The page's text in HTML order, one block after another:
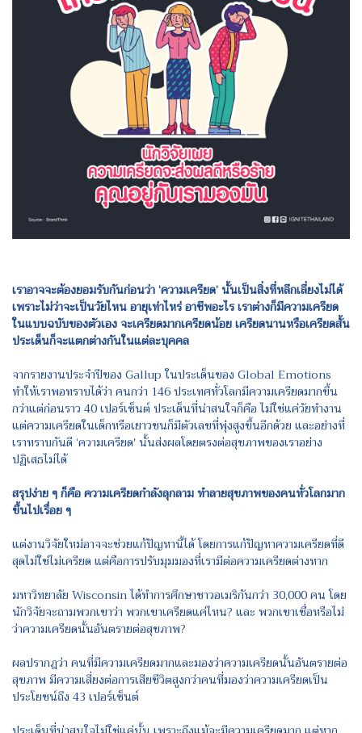
เราอาจจะต้องยอมรับกันก่อนว่า ‘ความเครียด’ นั้นเป็นสิ่งที่หลีกเลี่ยงไม่ได้
เพราะไม่ว่าจะเป็นวัยไหน อายุเท่าไหร่ อาชีพอะไร เราต่างก็มีความเครียด
ในแบบฉบับของตัวเอง จะเครียดมากเครียดน้อย เครียดนานหรือเครียดสั้น
ประเด็นก็จะแตกต่างกันในแต่ละบุคคล
จากรายงานประจำปีของ Gallup ในประเด็นของ Global Emotions
ทำให้เราพอทราบได้ว่า คนกว่า 146 ประเทศทั่วโลกมีความเครียดมากขึ้น
กว่าแต่ก่อนราว 40 เปอร์เซ็นต์ ประเด็นที่น่าสนใจก็คือ ไม่ใช่แค่วัยทำงาน
แต่ความเครียดในเด็กหรือเยาวชนก็มีตัวเลขที่พุ่งสูงขึ้นอีกด้วย และอย่างที่
เราทราบกันดี ‘ความเครียด' นั้นส่งผลโดยตรงต่อสุขภาพของเราอย่าง
ปฏิเสธไม่ได้
สรุปง่าย ๆ ก็คือ ความเครียดกำลังลุกลาม ทำลายสุขภาพของคนทั่วโลกมาก
ขึ้นไปเรื่อย ๆ
แต่งานวิจัยใหม่อาจจะช่วยแก้ปัญหานี้ได้ โดยการแก้ปัญหาความเครียดที่ดี
สุดไม่ใช่ไม่เครียด แต่คือการปรับมุมมองที่เรามีต่อความเครียดต่างหาก
มหาวิทยาลัย Wisconsin ได้ทำการศึกษาชาวอเมริกันกว่า 30,000 คน โดย
นักวิจัยจะถามพวกเขาว่า พวกเขาเครียดแค่ไหน? และ พวกเขาเชื่อหรือไม่
ว่าความเครียดนั้นอันตรายต่อสุขภาพ?
ผลปรากฎว่า คนที่มีความเครียดมากและมองว่าความเครียดนั้นอันตรายต่อ
สุขภาพ มีความเสี่ยงต่อการเสียชีวิตสูงกว่าคนที่มองว่าความเครียดเป็น
ประโยชน์ถึง 43 เปอร์เซ็นต์